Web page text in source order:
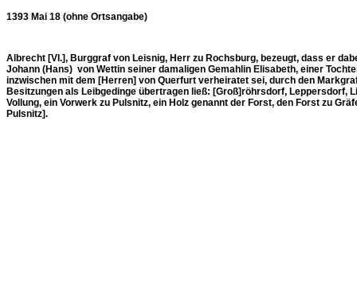
1393 Mai 18 (ohne Ortsangabe)
Albrecht [VI.], Burggraf von Leisnig, Herr zu Rochsburg, bezeugt, dass er
Johann (Hans) von Wettin seiner damaligen Gemahlin Elisabeth, einer
inzwischen mit dem [Herren] von Querfurt verheiratet sei, durch den
Besitzungen als Leibgedinge übertragen ließ: [Groß]röhrsdorf, Leppersdorf,
Vollung, ein Vorwerk zu Pulsnitz, ein Holz genannt der Forst, den Forst zu
Pulsnitz].